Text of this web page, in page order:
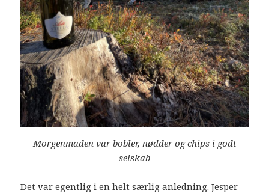
Morgenmaden var bobler, nødder og chips i godt
selskab
Det var egentlig i en helt særlig anledning. Jesper